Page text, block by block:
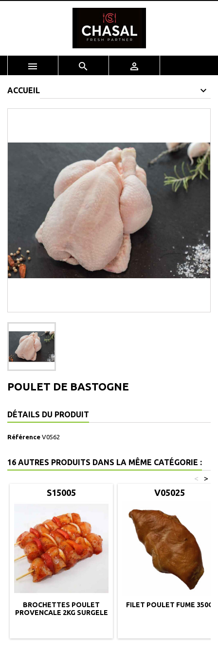
  
ACCUEIL
POULET DE BASTOGNE
DÉTAILS DU PRODUIT
Référence V0562
16 AUTRES PRODUITS DANS LA MÊME CATÉGORIE :
>
<
S15005
BROCHETTES POULET
PROVENCALE 2KG SURGELE
V05025
FILET POULET FUME 350G